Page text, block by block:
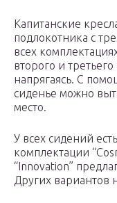
Капитанские
подлокотника с
всех
второго и
напрягаясь. С
сиденье можно
место.
У всех сидений
комплектации
“Innovation”
Других вариантов